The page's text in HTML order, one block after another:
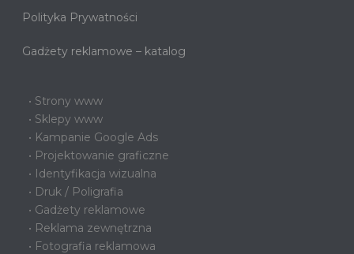
Polityka Prywatności
Gadżety reklamowe – katalog
• Strony www
• Sklepy www
• Kampanie Google Ads
• Projektowanie graficzne
• Identyfikacja wizualna
• Druk / Poligrafia
• Gadżety reklamowe
• Reklama zewnętrzna
• Fotografia reklamowa